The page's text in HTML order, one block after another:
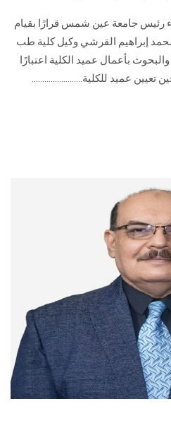
رئيس جامعة عين شمس قرارًا بقيام
محمد إبراهيم القرشي وكيل كلية طب
بأعمال عميد الكلية اعتبارًا